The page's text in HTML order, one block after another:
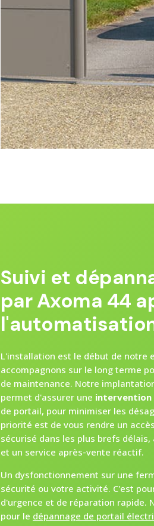
Suivi et
par Axoma 44
L'installation est le début de notre
accompagnons sur le long terme
de maintenance. Notre
permet d'assurer une intervention
de portail, pour minimiser les
priorité est de vous rendre un
sécurisé dans les plus brefs délais,
et un service après-vente réactif.
Un dysfonctionnement sur une
sécurité ou votre activité. C'est
d'urgence et de réparation rapide.
pour le dépannage de portail